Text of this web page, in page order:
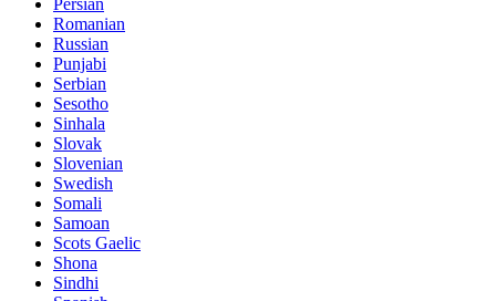
Persian
Romanian
Russian
Punjabi
Serbian
Sesotho
Sinhala
Slovak
Slovenian
Swedish
Somali
Samoan
Scots Gaelic
Shona
Sindhi